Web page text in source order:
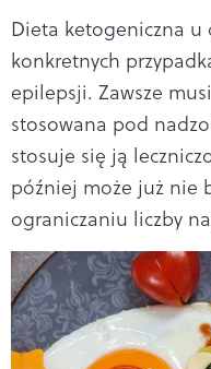
Dieta ketogeniczna u
konkretnych
epilepsji. Zawsze
stosowana pod
stosuje się ją
później może już nie
ograniczaniu liczby